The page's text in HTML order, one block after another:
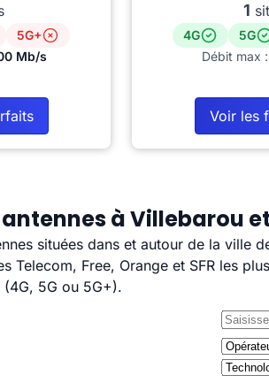
5G+
Mb/s
1
4G 5G
Débit max :
Voir les
à Villebarou
situées dans et autour de la ville
Telecom, Free, Orange et SFR les
5G ou 5G+).